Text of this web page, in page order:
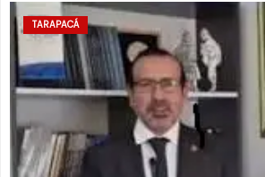
14 de agosto
Viernes 20°C
15 de agosto
Sábado 19°C
TARAPACÁ